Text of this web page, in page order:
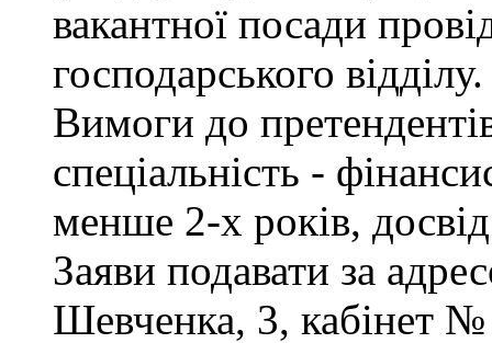
вакантної посади
господарського відділу.
Вимоги до
спеціальність -
менше 2-х років,
Заяви подавати за
Шевченка, 3, кабінет